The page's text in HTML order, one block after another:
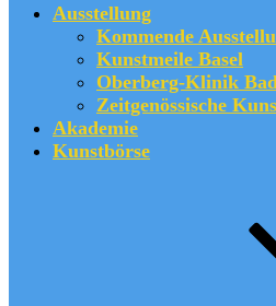
Ausstellung
Kommende
Kunstmeile Basel
Oberberg-Klinik
Zeitgenössische
Akademie
Kunstbörse